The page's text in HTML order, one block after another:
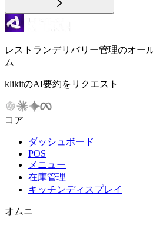
レストランデリバリー管理のオー
ム
klikitのAI要約をリクエスト
コア
ダッシュボード
POS
メニュー
在庫管理
キッチンディスプレイ
オムニ